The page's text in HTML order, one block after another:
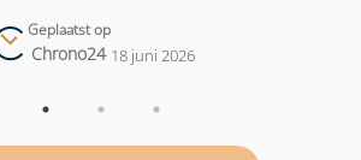
Geplaatst op
Chrono24 18 juni 2026